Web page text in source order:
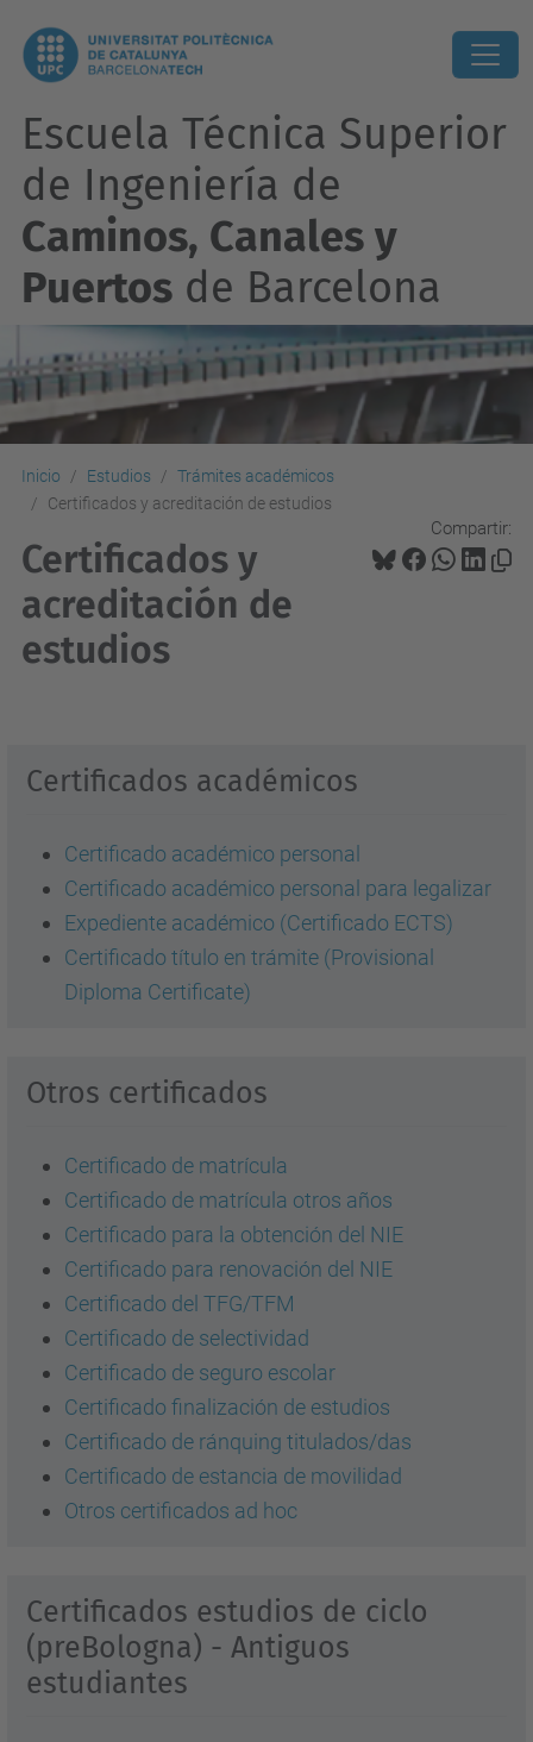
Escuela Técnica Superior
de Ingeniería de
Caminos, Canales y
Puertos de Barcelona
Inicio Estudios
Trámites académicos
Certificados y acreditación de estudios
Compartir:
Certificados y
acreditación de
estudios
Certificados académicos
Certificado académico personal
Certificado académico personal para legalizar
Expediente académico (Certificado ECTS)
Certificado título en trámite (Provisional
Diploma Certificate)
Otros certificados
Certificado de matrícula
Certificado de matrícula otros años
Certificado para la obtención del NIE
Certificado para renovación del NIE
Certificado del TFG/TFM
Certificado de selectividad
Certificado de seguro escolar
Certificado finalización de estudios
Certificado de ránquing titulados/das
Certificado de estancia de movilidad
Otros certificados ad hoc
Certificados estudios de ciclo
(preBologna) - Antiguos
estudiantes